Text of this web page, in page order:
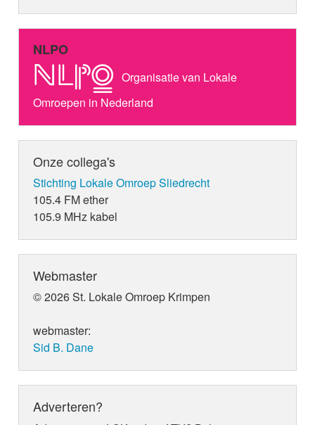
NLPO
Organisatie van Lokale
Omroepen in Nederland
Onze collega's
Stichting Lokale Omroep Sliedrecht
105.4 FM ether
105.9 MHz kabel
Webmaster
© 2026 St. Lokale Omroep Krimpen
webmaster:
Sid B. Dane
Adverteren?